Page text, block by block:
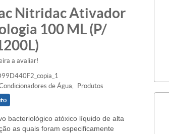
Nitridac Ativador
100 ML (P/
a avaliar!
de Água
Produtos
bacteriológico atóxico líquido de alta
as quais foram especificamente